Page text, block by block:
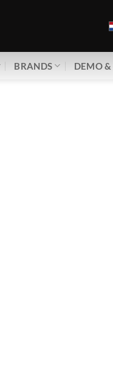
BRANDS DEMO &